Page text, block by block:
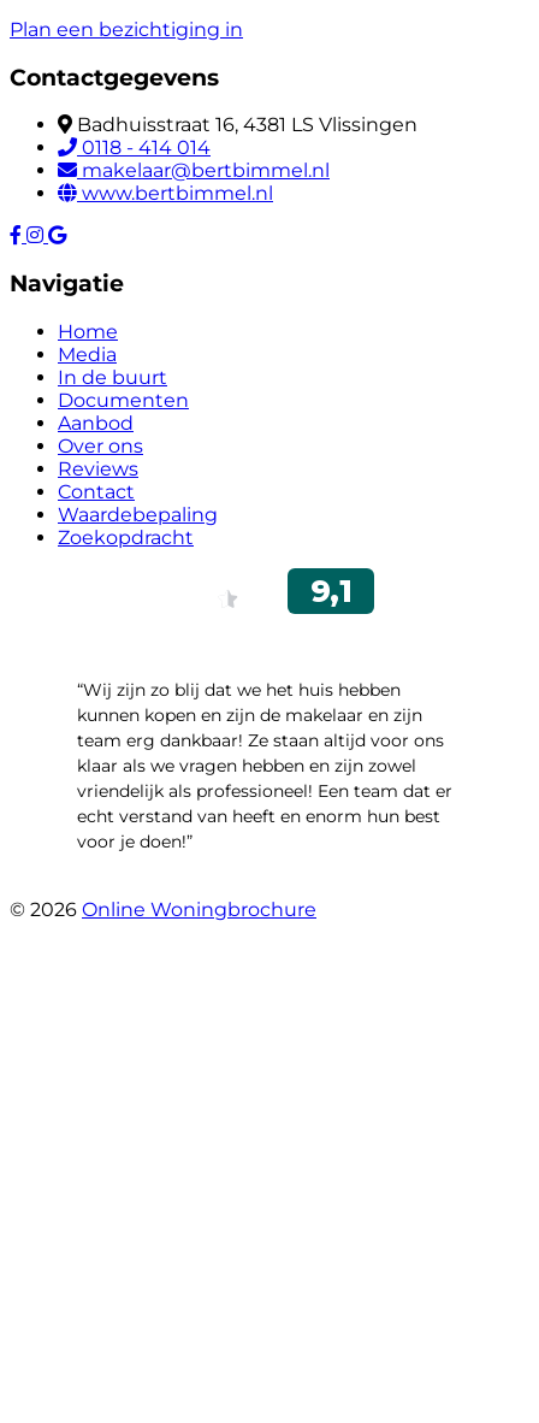
Plan een bezichtiging in
Contactgegevens
Badhuisstraat 16, 4381 LS Vlissingen
0118 - 414 014
makelaar@bertbimmel.nl
www.bertbimmel.nl
Navigatie
Home
Media
In de buurt
Documenten
Aanbod
Over ons
Reviews
Contact
Waardebepaling
Zoekopdracht
“Wij zijn zo blij dat we het huis hebben
kunnen kopen en zijn de makelaar en zijn
team erg dankbaar! Ze staan altijd voor ons
klaar als we vragen hebben en zijn zowel
vriendelijk als professioneel! Een team dat er
echt verstand van heeft en enorm hun best
voor je doen!”
© 2026 Online Woningbrochure